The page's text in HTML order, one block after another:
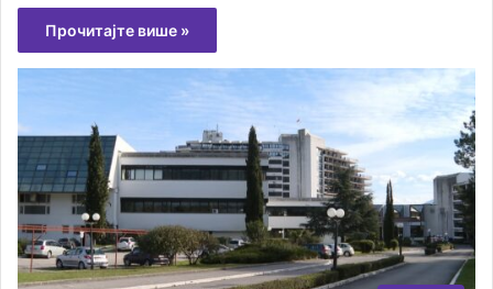
Прочитајте више »